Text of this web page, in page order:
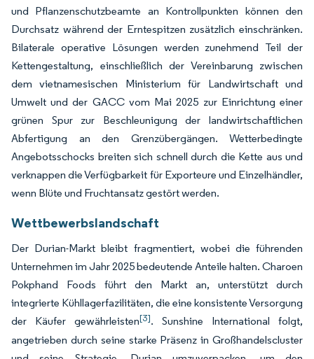
und Pflanzenschutzbeamte an Kontrollpunkten können den
Durchsatz während der Erntespitzen zusätzlich einschränken.
Bilaterale operative Lösungen werden zunehmend Teil der
Kettengestaltung, einschließlich der Vereinbarung zwischen
dem vietnamesischen Ministerium für Landwirtschaft und
Umwelt und der GACC vom Mai 2025 zur Einrichtung einer
grünen Spur zur Beschleunigung der landwirtschaftlichen
Abfertigung an den Grenzübergängen. Wetterbedingte
Angebotsschocks breiten sich schnell durch die Kette aus und
verknappen die Verfügbarkeit für Exporteure und Einzelhändler,
wenn Blüte und Fruchtansatz gestört werden.
Wettbewerbslandschaft
Der Durian-Markt bleibt fragmentiert, wobei die führenden
Unternehmen im Jahr 2025 bedeutende Anteile halten. Charoen
Pokphand Foods führt den Markt an, unterstützt durch
integrierte Kühllagerfazilitäten, die eine konsistente Versorgung
der Käufer gewährleisten[3]. Sunshine International folgt,
angetrieben durch seine starke Präsenz in Großhandelscluster